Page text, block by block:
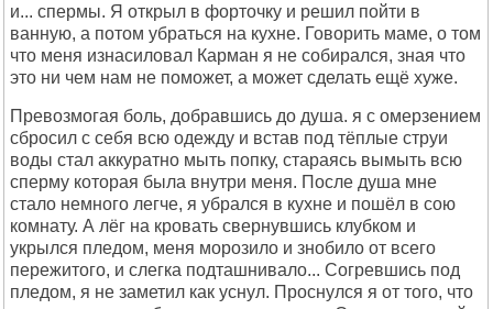
и... спермы. Я открыл в форточку и решил пойти в
ванную, а потом убраться на кухне. Говорить маме, о том
что меня изнасиловал Карман я не собирался, зная что
это ни чем нам не поможет, а может сделать ещё хуже.
Превозмогая боль, добравшись до душа. я с омерзением
сбросил с себя всю одежду и встав под тёплые струи
воды стал аккуратно мыть попку, стараясь вымыть всю
сперму которая была внутри меня. После душа мне
стало немного легче, я убрался в кухне и пошёл в сою
комнату. А лёг на кровать свернувшись клубком и
укрылся пледом, меня морозило и знобило от всего
пережитого, и слегка подташнивало... Согревшись под
пледом, я не заметил как уснул. Проснулся я от того, что